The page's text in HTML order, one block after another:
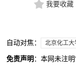
我要收藏
自动对焦： 北京化工大
免责声明 ：本网未注